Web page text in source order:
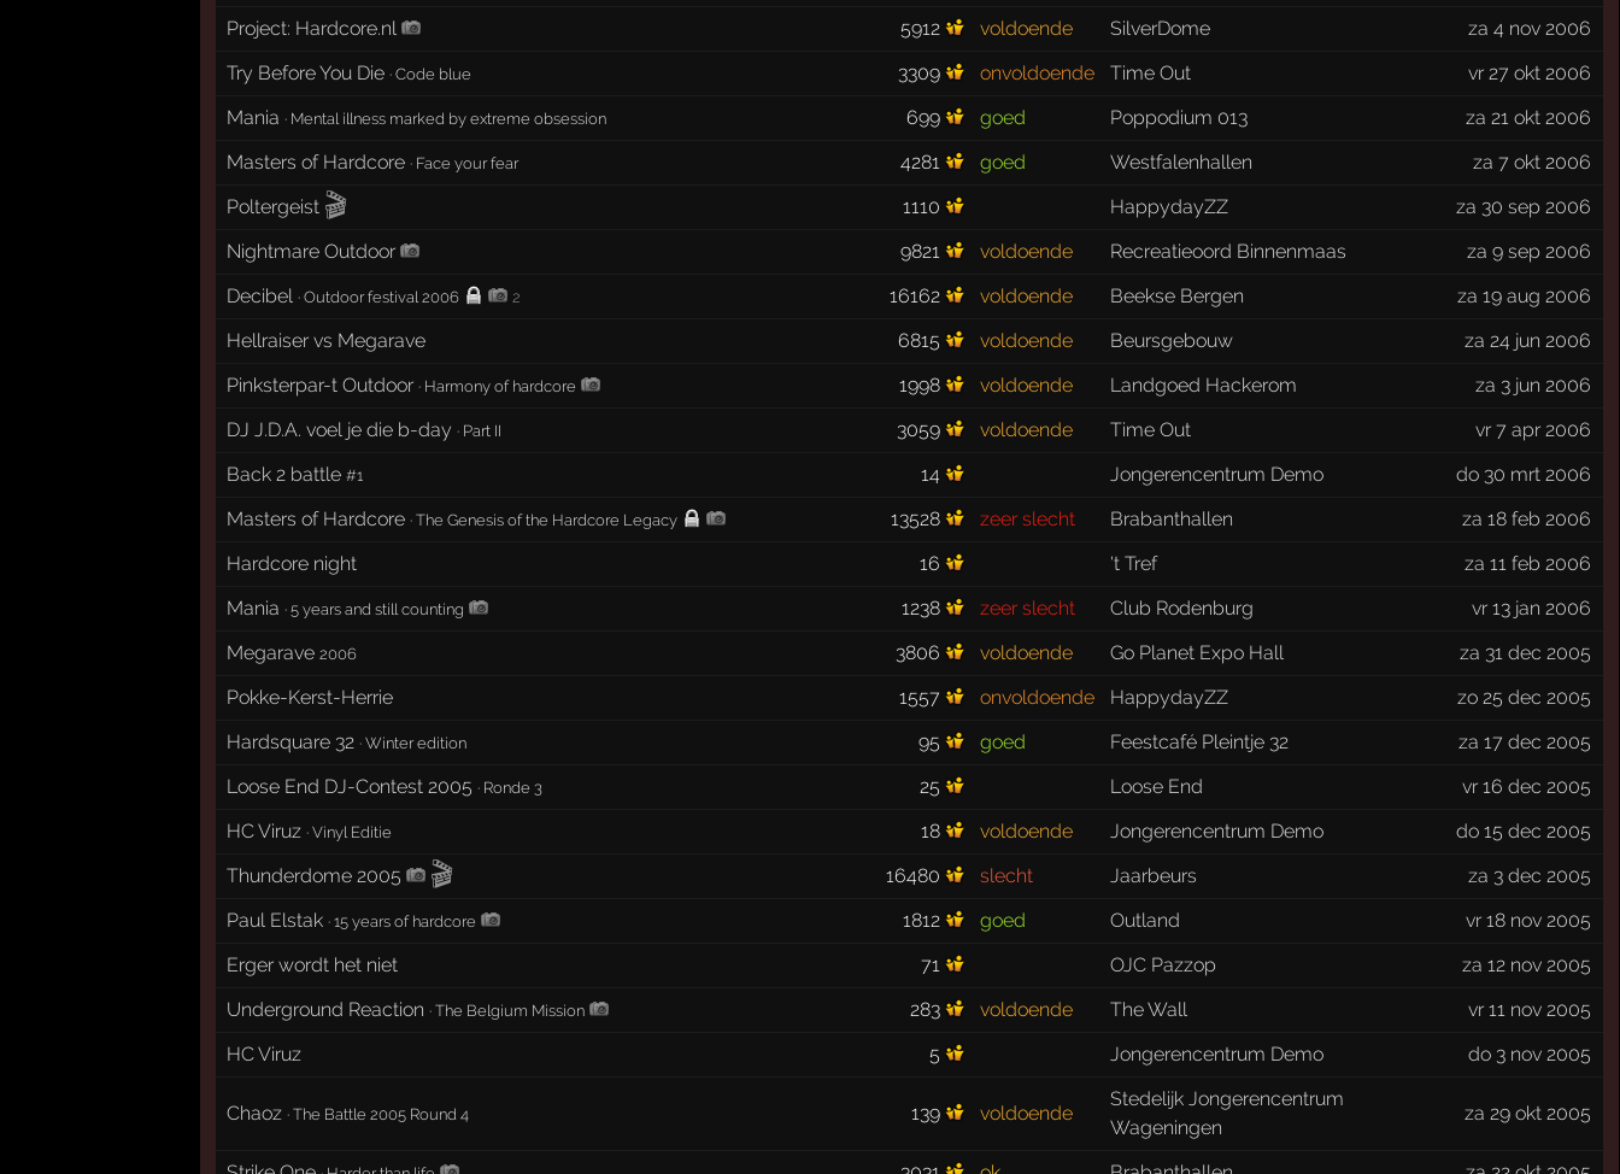
Project: Hardcore.nl
5912 voldoende SilverDome
za 4 nov 2006
Try Before You Die ·Code blue 3309 onvoldoende Time Out
vr 27 okt 2006
Mania · Mental illness marked by extreme obsession 699 goed Poppodium 013
za 21 okt 2006
Masters of Hardcore · Face your fear 4281 goed Westfalenhallen
za 7 okt 2006
Poltergeist 🎬 1110 HappydayZZ
za 30 sep 2006
Nightmare Outdoor
9821 voldoende Recreatieoord Binnenmaas
za 9 sep 2006
Decibel ·Outdoor festival 2006 2 16162 voldoende Beekse Bergen
za 19 aug 2006
Hellraiser vs Megarave
6815 voldoende Beursgebouw
za 24 jun 2006
Pinksterpar-t Outdoor · Harmony of hardcore 1998 voldoende Landgoed Hackerom
za 3 jun 2006
DJ J.D.A. voel je die b-day · Part II 3059 voldoende Time Out
vr 7 apr 2006
Back 2 battle#1 14 Jongerencentrum Demo
do 30 mrt 2006
Masters of Hardcore ·The Genesis of the Hardcore Legacy 13528 zeer slecht Brabanthallen
za 18 feb 2006
Hardcore night
16 't Tref
za 11 feb 2006
Mania ·5 years and still counting 1238 zeer slecht Club Rodenburg
vr 13 jan 2006
Megarave2006 3806 voldoende Go Planet Expo Hall
za 31 dec 2005
Pokke-Kerst-Herrie
1557 onvoldoende HappydayZZ
zo 25 dec 2005
Hardsquare 32 ·Winter edition 95 goed Feestcafé Pleintje 32
za 17 dec 2005
Loose End DJ-Contest 2005 · Ronde 3 25 Loose End
vr 16 dec 2005
HC Viruz ·Vinyl Editie 18 voldoende Jongerencentrum Demo
do 15 dec 2005
Thunderdome 2005
🎬 16480 slecht Jaarbeurs
za 3 dec 2005
Paul Elstak ·15 years of hardcore 1812 goed Outland
vr 18 nov 2005
Erger wordt het niet
71 OJC Pazzop
za 12 nov 2005
Underground Reaction ·The Belgium Mission 283 voldoende The Wall
vr 11 nov 2005
HC Viruz
5 Jongerencentrum Demo do 3 nov 2005
Chaoz ·The Battle 2005 Round 4 139 voldoende
Stedelijk Jongerencentrum
Wageningen
za 29 okt 2005